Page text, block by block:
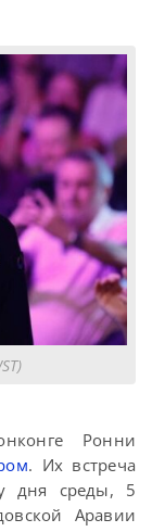
Ронни
. Их встреча
дня среды, 5
Аравии